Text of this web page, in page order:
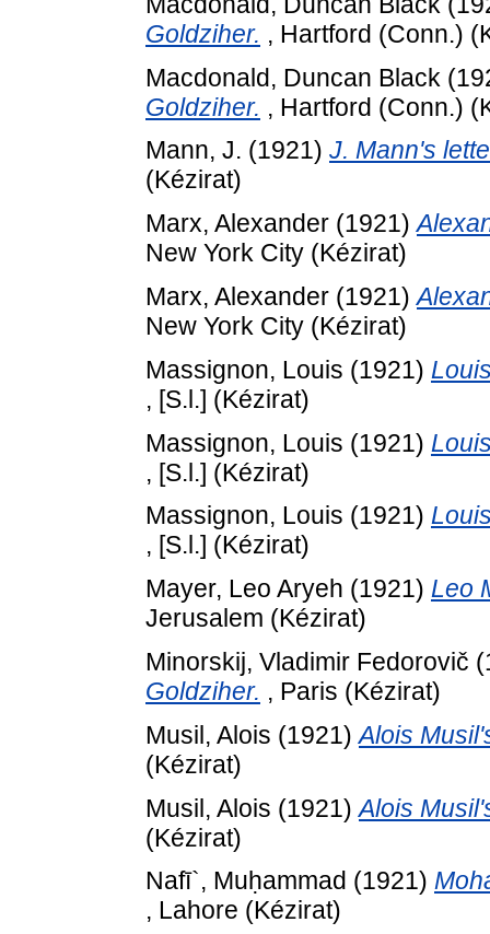
Goldziher. , Hartford (Conn.)
Macdonald, Duncan Black
Goldziher. , Hartford (Conn.)
Mann, J. (1921) J. Mann's
(Kézirat)
Marx, Alexander (1921)
New York City (Kézirat)
Marx, Alexander (1921)
New York City (Kézirat)
Massignon, Louis (1921)
, [S.l.] (Kézirat)
Massignon, Louis (1921)
, [S.l.] (Kézirat)
Massignon, Louis (1921)
, [S.l.] (Kézirat)
Mayer, Leo Aryeh (1921) Leo
Jerusalem (Kézirat)
Minorskij, Vladimir Fedorovič
Goldziher. , Paris (Kézirat)
Musil, Alois (1921)Alois
(Kézirat)
Musil, Alois (1921)Alois
(Kézirat)
Nafī`, Muḥammad (1921)
, Lahore (Kézirat)